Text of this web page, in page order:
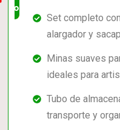
completo
Set completo
alargador y
Minas suaves
ideales para
Tubo de
transporte y